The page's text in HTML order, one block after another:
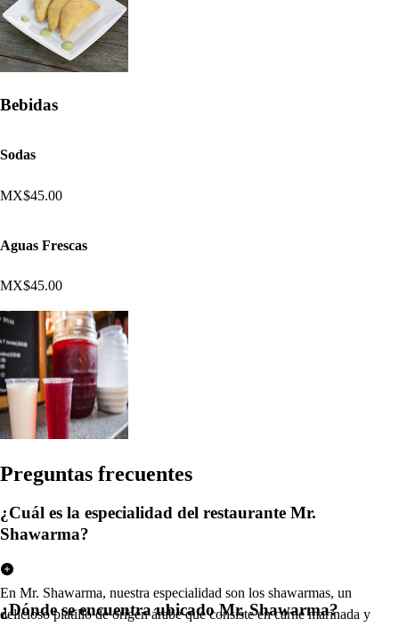
Bebidas
Sodas
MX$45.00
Aguas Frescas
MX$45.00
Preguntas frecuentes
¿Cuál es la especialidad del restaurante Mr.
Shawarma?
En Mr. Shawarma, nuestra especialidad son los shawarmas, un
delicioso platillo de origen árabe que consiste en carne marinada y
¿Dónde se encuentra ubicado Mr. Shawarma?